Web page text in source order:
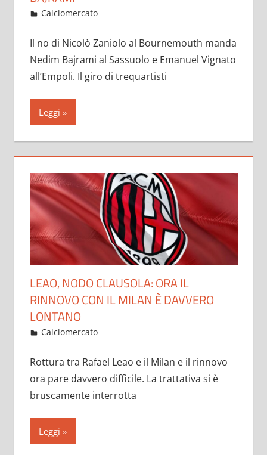
Gennaio 31, 2023
admin
Calciomercato
Il no di Nicolò Zaniolo al Bournemouth manda
Nedim Bajrami al Sassuolo e Emanuel Vignato
all’Empoli. Il giro di trequartisti
Leggi
LEAO, NODO CLAUSOLA: ORA IL
RINNOVO CON IL MILAN È DAVVERO
LONTANO
Gennaio 31, 2023
admin
Calciomercato
Rottura tra Rafael Leao e il Milan e il rinnovo
ora pare davvero difficile. La trattativa si è
bruscamente interrotta
Leggi